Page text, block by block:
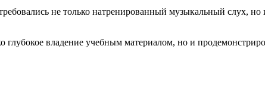
не только натренированный музыкальный слух, но
глубокое владение учебным материалом, но и